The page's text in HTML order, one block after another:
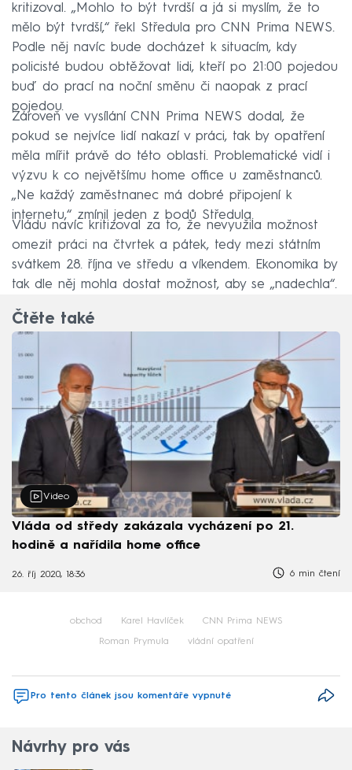
kritizoval. „Mohlo to být tvrdší a já si myslím, že to
mělo být tvrdší,“ řekl Středula pro CNN Prima NEWS.
Podle něj navíc bude docházet k situacím, kdy
policisté budou obtěžovat lidi, kteří po 21:00 pojedou
buď do prací na noční směnu či naopak z prací
pojedou.
Zároveň ve vysílání CNN Prima NEWS dodal, že
pokud se nejvíce lidí nakazí v práci, tak by opatření
měla mířit právě do této oblasti. Problematické vidí i
výzvu k co největšímu home office u zaměstnanců.
„Ne každý zaměstnanec má dobré připojení k
internetu,“ zmínil jeden z bodů Středula.
Vládu navíc kritizoval za to, že nevyužila možnost
omezit práci na čtvrtek a pátek, tedy mezi státním
svátkem 28. října ve středu a víkendem. Ekonomika by
tak dle něj mohla dostat možnost, aby se „nadechla“.
Čtěte také
Video
Vláda od středy zakázala vycházení po 21.
hodině a nařídila home office
26. říj 2020, 18:36 6 min čtení
obchod Karel Havlíček CNN Prima NEWS
Roman Prymula vládní opatření
Pro tento článek jsou komentáře vypnuté
Návrhy pro vás